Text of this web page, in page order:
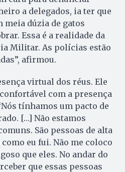
a delegados, ia ter que
meia dúzia de gatos
Essa é a realidade da
Militar. As polícias estão
afirmou.
virtual dos réus. Ele
com a presença
tínhamos um pacto de
[…] Não estamos
São pessoas de alta
eu fui. Não me coloco
que eles. No andar do
que essas pessoas